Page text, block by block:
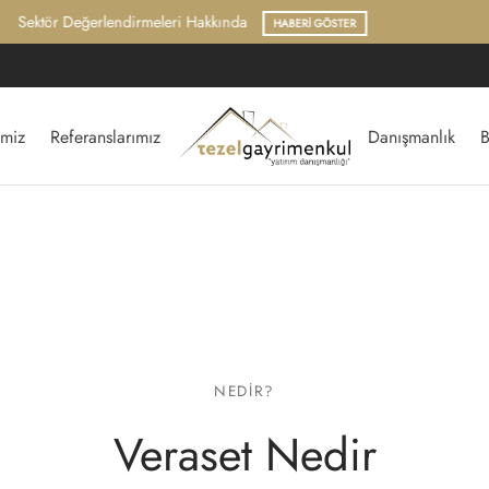
Hukuk ve Mevzuat Arşivi ARAŞTIR
Referanslarımız Danışmanlık
NEDIR?
Veraset Nedir